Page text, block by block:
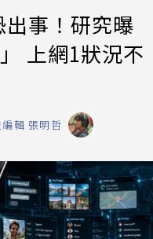
事！研究曝
上網1狀況不
輯 張明哲